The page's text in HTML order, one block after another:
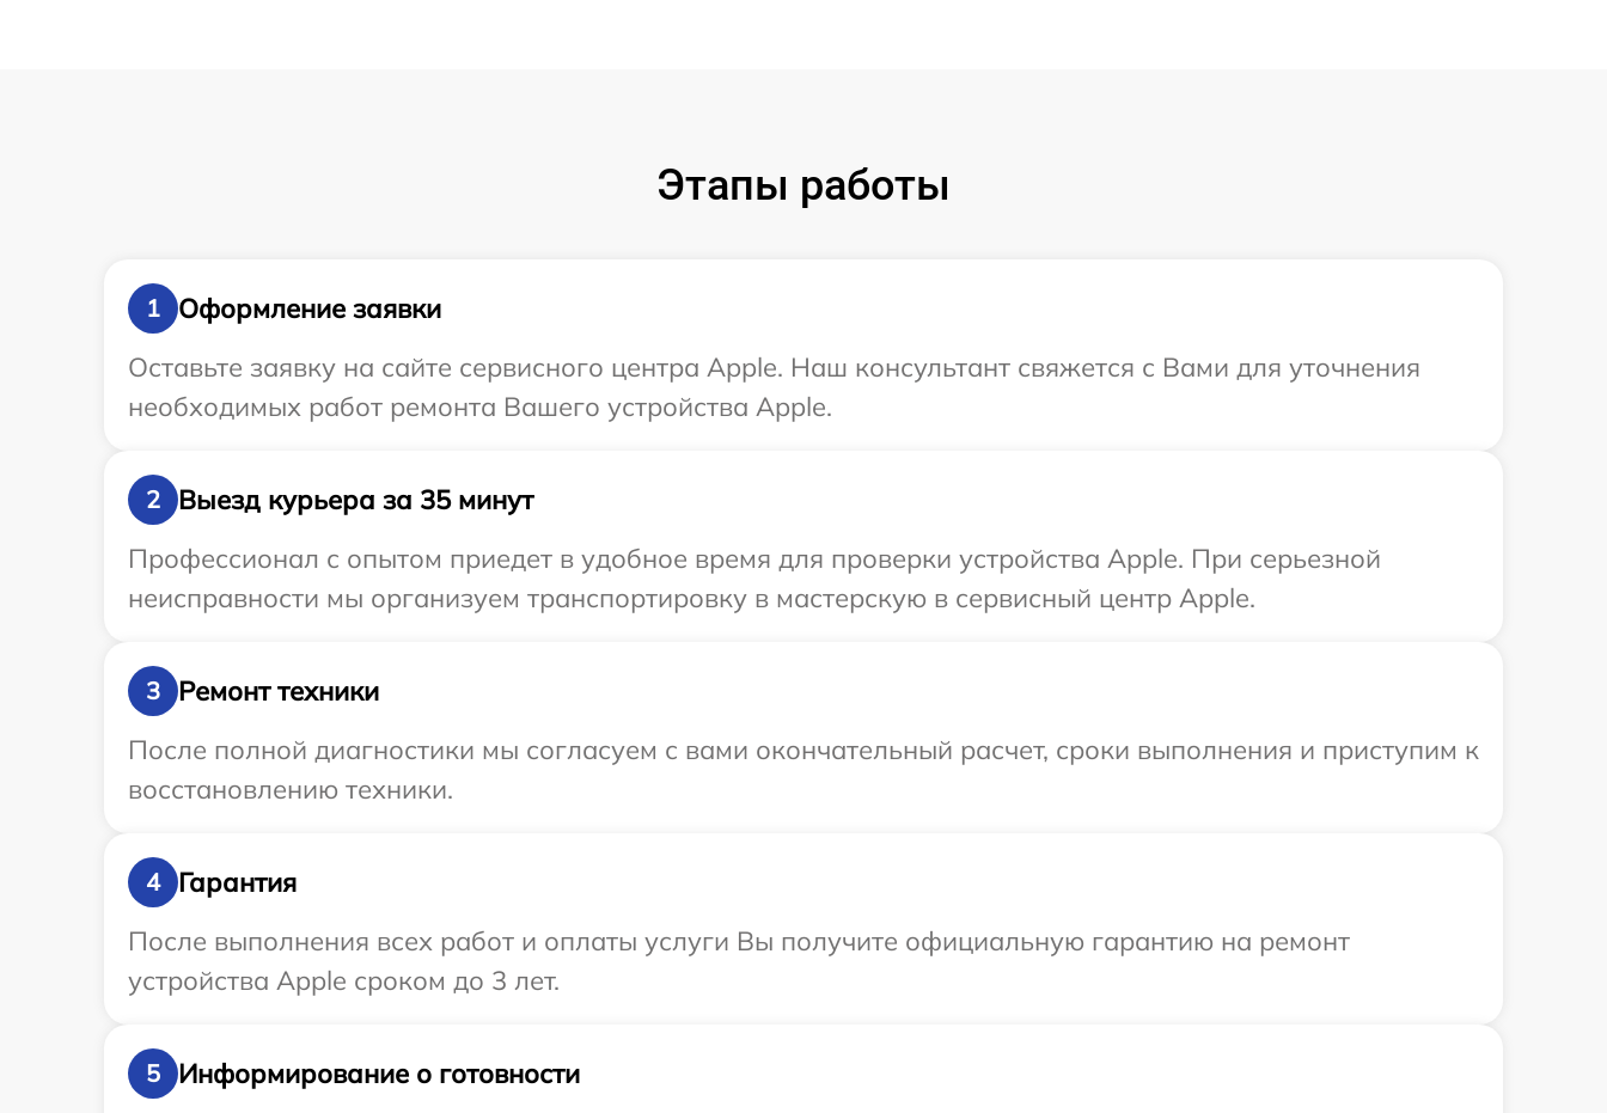
Этапы работы
1
Оформление заявки
Оставьте заявку на сайте сервисного центра Apple. Наш консультант свяжется с Вами для уточнения
необходимых работ ремонта Вашего устройства Apple.
2
Выезд курьера за 35 минут
Профессионал с опытом приедет в удобное время для проверки устройства Apple. При серьезной
неисправности мы организуем транспортировку в мастерскую в сервисный центр Apple.
3
Ремонт техники
После полной диагностики мы согласуем с вами окончательный расчет, сроки выполнения и приступим к
восстановлению техники.
4
Гарантия
После выполнения всех работ и оплаты услуги Вы получите официальную гарантию на ремонт
устройства Apple сроком до 3 лет.
5
Информирование о готовности